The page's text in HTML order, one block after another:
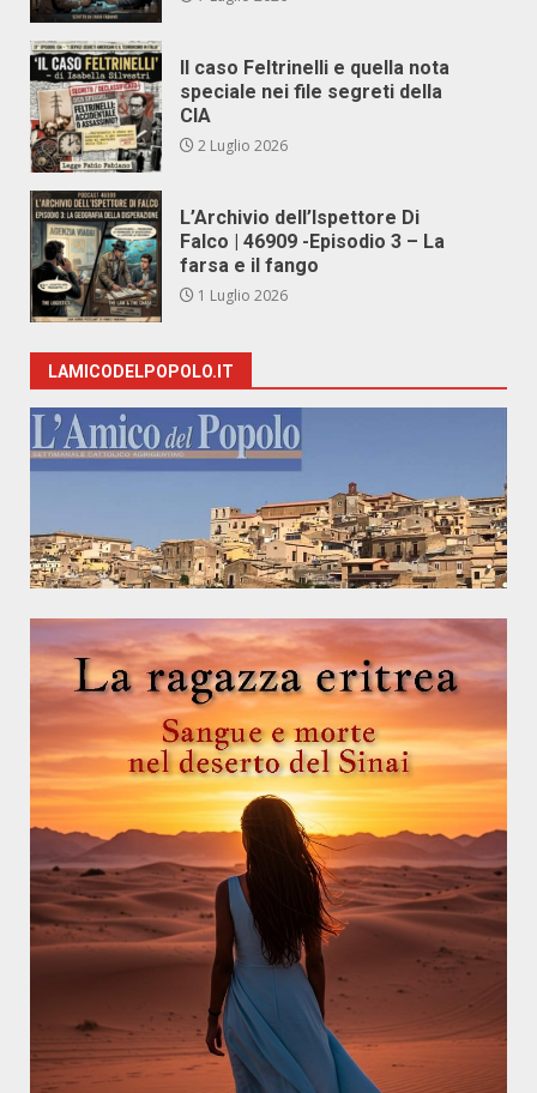
Il caso Feltrinelli e quella nota
speciale nei file segreti della
CIA
2 Luglio 2026
L’Archivio dell’Ispettore Di
Falco | 46909 -Episodio 3 – La
farsa e il fango
1 Luglio 2026
LAMICODELPOPOLO.IT